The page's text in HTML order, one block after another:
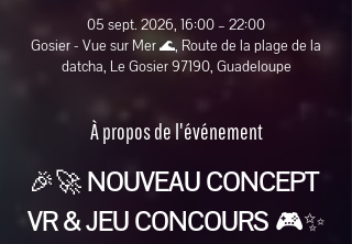
05 sept. 2026, 16:00 – 22:00
Gosier - Vue sur Mer 🌊, Route de la plage de la
datcha, Le Gosier 97190, Guadeloupe
À propos de l'événement
🎉🚀 NOUVEAU CONCEPT
VR & JEU CONCOURS 🎮✨